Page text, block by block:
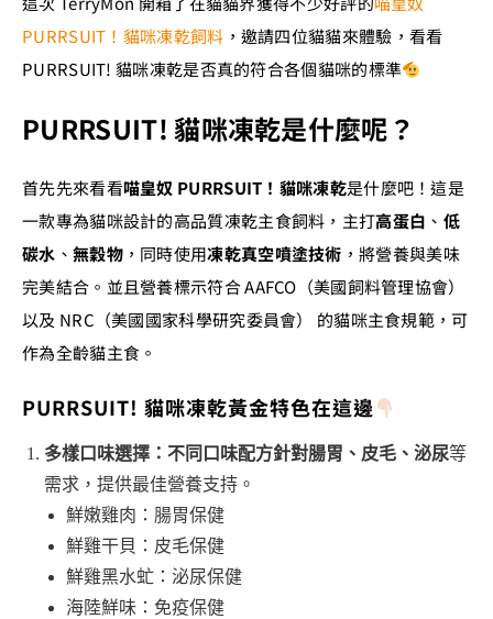
PURRSUIT！貓咪凍乾飼料 ，邀請四位貓貓來體驗，看看
PURRSUIT! 貓咪凍乾是否真的符合各個貓咪的標準
PURRSUIT! 貓咪凍乾是什麼呢？
首先先來看看喵皇奴 PURRSUIT！貓咪凍乾是什麼吧！這是
一款專為貓咪設計的高品質凍乾主食飼料，主打高蛋白 、 低
碳水 、 無穀物，同時使用凍乾真空噴塗技術 ，將營養與美味
完美結合。並且營養標示符合 AAFCO（美國飼料管理協會）
以及 NRC（美國國家科學研究委員會） 的貓咪主食規範，可
作為全齡貓主食。
PURRSUIT! 貓咪凍乾黃金特色在這邊
多樣口味選擇：不同口味配方針對腸胃、皮毛、泌尿等
需求，提供最佳營養支持。
鮮嫩雞肉：腸胃保健
鮮雞干貝：皮毛保健
鮮雞黑水虻：泌尿保健
海陸鮮味：免疫保健